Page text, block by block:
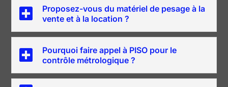
Proposez-vous du matériel de pesage à la
vente et à la location ?
Pourquoi faire appel à PISO pour le
contrôle métrologique ?